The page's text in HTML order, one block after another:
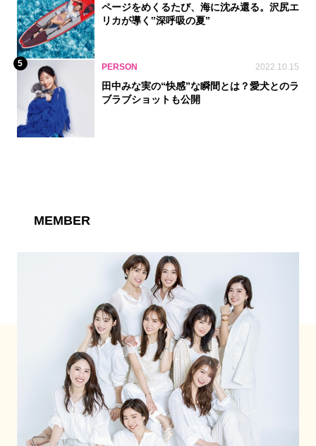
ページをめくるたび、海に沈み還る。沢尻エ
リカが導く‟深呼吸の夏”
5 PERSON 2022.10.15
田中みな実の“快感”な瞬間とは？愛犬とのラ
ブラブショットも公開
MEMBER